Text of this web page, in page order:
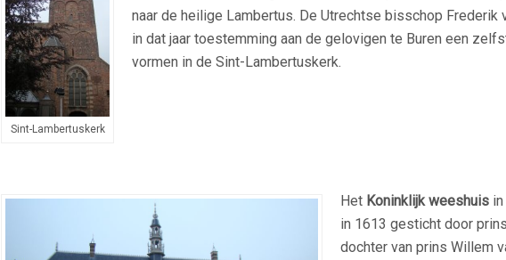
Sint-Lambertuskerk
naar de heilige Lambertus. De Utrechtse bisschop Frederik
in dat jaar toestemming aan de gelovigen te Buren een
vormen in de Sint-Lambertuskerk.
Het Koninklijk weeshuis
in 1613 gesticht door
dochter van prins Willem